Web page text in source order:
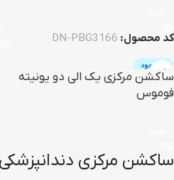
کد محصول: DN-PBG3166
ناموجود
ساکشن مرکزی یک الی دو یونیته
فوموس
ساکشن مرکزی دندانپزشکی: